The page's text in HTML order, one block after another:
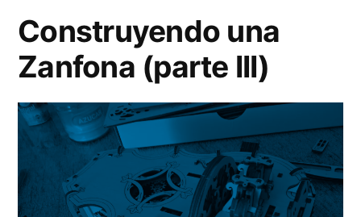
Construyendo una
Zanfona (parte III)